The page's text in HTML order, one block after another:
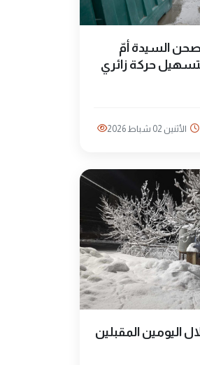
صحن السيدة أمّ
حركة زائري
الأثنين 02 شباط 2026
اليومين المقبلين